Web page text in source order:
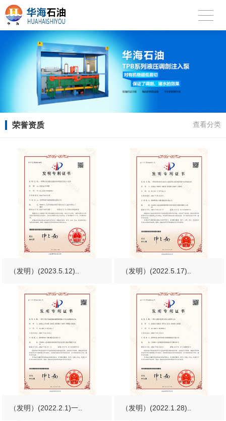
荣誉资质 查看分类
（发明）(2023.5.12).. （发明）(2022.5.17)..
（发明）(2022.2.1)一.. （发明）(2022.1.28)..